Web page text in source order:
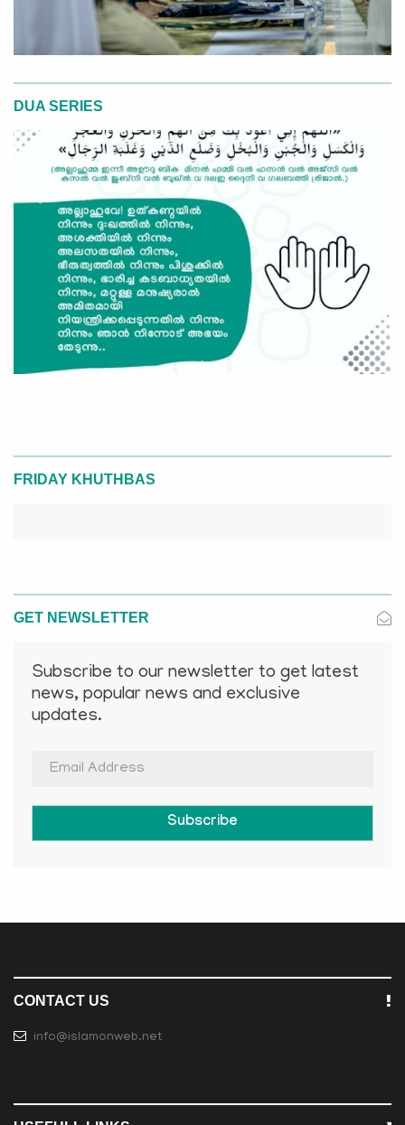
DUA SERIES
FRIDAY KHUTHBAS
GET NEWSLETTER
Subscribe to our newsletter to get latest
news, popular news and exclusive
updates.
Subscribe
CONTACT US
info@islamonweb.net